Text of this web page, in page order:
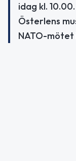
idag kl.
Österlens
NATO-mötet